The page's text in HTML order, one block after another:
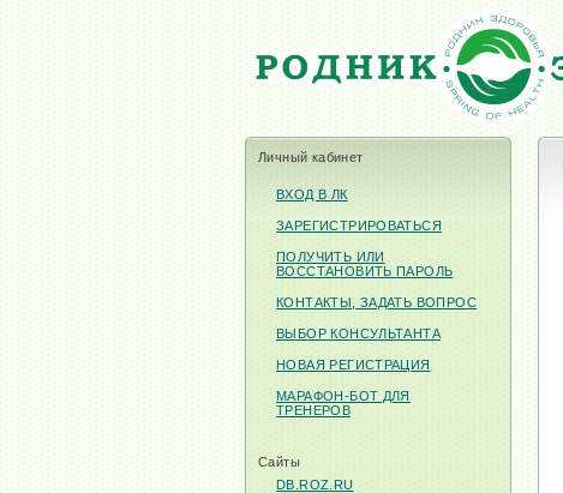
Личный кабинет
ВХОД В ЛК
ЗАРЕГИСТРИРОВАТЬСЯ
ПОЛУЧИТЬ ИЛИ
ВОССТАНОВИТЬ ПАРОЛЬ
КОНТАКТЫ, ЗАДАТЬ ВОПРОС
ВЫБОР КОНСУЛЬТАНТА
НОВАЯ РЕГИСТРАЦИЯ
МАРАФОН-БОТ ДЛЯ
ТРЕНЕРОВ
Сайты
DB.ROZ.RU